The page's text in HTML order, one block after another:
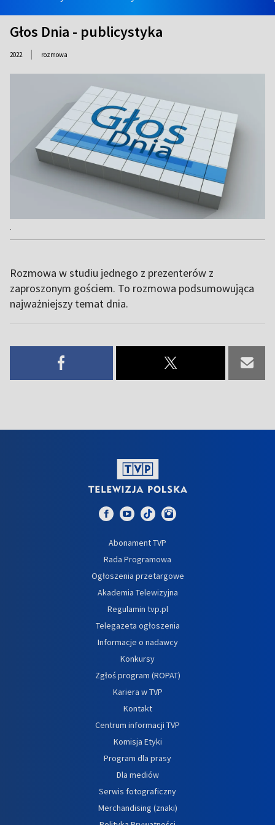
Głos Dnia - publicystyka
2022 | rozmowa
.
Rozmowa w studiu jednego z prezenterów z
zaproszonym gościem. To rozmowa podsumowująca
najważniejszy temat dnia.
Abonament TVP
Rada Programowa
Ogłoszenia przetargowe
Akademia Telewizyjna
Regulamin tvp.pl
Telegazeta ogłoszenia
Informacje o nadawcy
Konkursy
Zgłoś program (ROPAT)
Kariera w TVP
Kontakt
Centrum informacji TVP
Komisja Etyki
Program dla prasy
Dla mediów
Serwis fotograficzny
Merchandising (znaki)